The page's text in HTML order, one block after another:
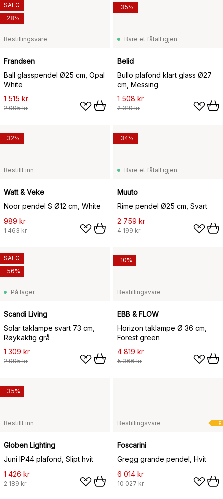
Bestillingsvare
Frandsen
Ball glasspendel Ø25 cm, Opal
White
1 515 kr
2 095 kr
SALG
-28%
Bare et fåtall igjen
Belid
Bullo plafond klart glass Ø27
cm, Messing
1 508 kr
2 319 kr
-35%
Bestillt inn
Watt & Veke
Noor pendel S Ø12 cm, White
989 kr
1 463 kr
-32%
Bare et fåtall igjen
Muuto
Rime pendel Ø25 cm, Svart
2 759 kr
4 199 kr
-34%
På lager
Scandi Living
Solar taklampe svart 73 cm,
Røykaktig grå
1 309 kr
2 995 kr
SALG
-56%
Bestillingsvare
EBB & FLOW
Horizon taklampe Ø 36 cm,
Forest green
4 819 kr
5 366 kr
-10%
Bestillt inn
Globen Lighting
Juni IP44 plafond, Slipt hvit
1 426 kr
2 189 kr
-35%
E
Bestillingsvare
Foscarini
Gregg grande pendel, Hvit
6 014 kr
10 027 kr